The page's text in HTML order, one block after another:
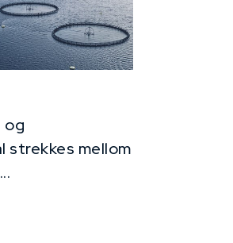
og
strekkes mellom